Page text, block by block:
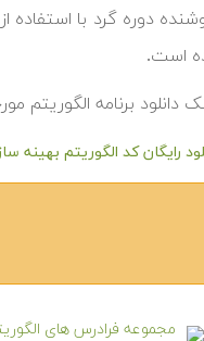
دوره گرد با استفاده
است.
دانلود برنامه الگوریتم
رایگان کد الگوریتم
مجموعه فرادرس های